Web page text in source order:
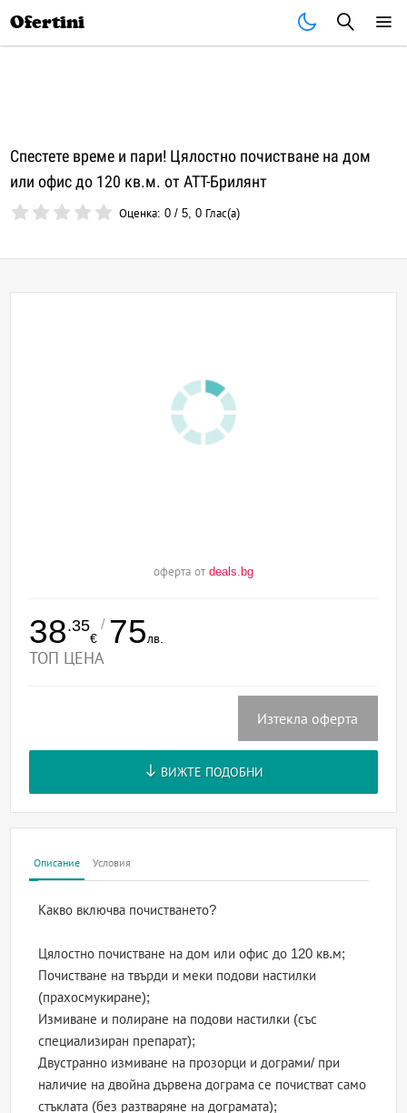
Ofertini
Спестете време и пари! Цялостно почистване на дом
или офис до 120 кв.м. от АТТ-Брилянт
Оценка:0 /5,0 Глас(а)
оферта от deals.bg
38.35
€
/ 75лв.
ТОП ЦЕНА
Изтекла оферта
ВИЖТЕ ПОДОБНИ
Описание Условия
Какво включва почистването?
Цялостно почистване на дом или офис до 120 кв.м;
Почистване на твърди и меки подови настилки
(прахосмукиране);
Измиване и полиране на подови настилки (със
специализиран препарат);
Двустранно измиване на прозорци и дограми/ при
наличие на двойна дървена дограма се почистват само
стъклата (без разтваряне на дограмата);